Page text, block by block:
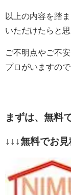
以上の内容を踏
いただけたらと思
ご不明点やご不
プロがいますの
まずは、無料
↓↓↓無料でお